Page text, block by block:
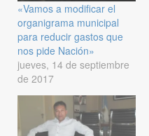
«Vamos a modificar el
organigrama municipal
para reducir gastos que
nos pide Nación»
jueves, 14 de septiembre
de 2017